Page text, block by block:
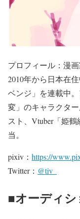
プロフィール：漫
2010年から日本在
ベンジ」を連載中
変」のキャラクタ
スト、Vtuber「姫
当。
pixiv： https://
Twitter： @tiv_
■オーディ